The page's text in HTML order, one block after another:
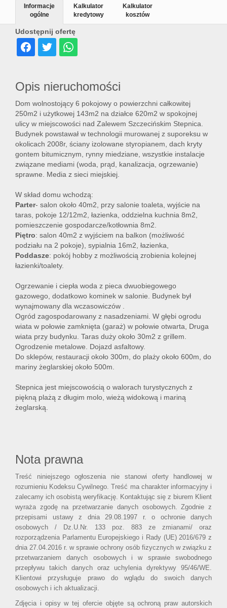
Udostępnij ofertę
Informacje
ogólne
Kalkulator
kredytowy
Kalkulator
kosztów
Opis nieruchomości
Dom wolnostojący 6 pokojowy o powierzchni całkowitej
250m2 i użytkowej 143m2 na działce 620m2 w spokojnej
ulicy w miejscowości nad Zalewem Szczecińskim Stepnica.
Budynek powstawał w technologii murowanej z suporeksu w
okolicach 2008r, ściany izolowane styropianem, dach kryty
gontem bitumicznym, rynny miedziane, wszystkie instalacje
związane mediami (woda, prąd, kanalizacja, ogrzewanie)
sprawne. Media z sieci miejskiej.
W skład domu wchodzą:
Parter- salon około 40m2, przy salonie toaleta, wyjście na
taras, pokoje 12/12m2, łazienka, oddzielna kuchnia 8m2,
pomieszczenie gospodarcze/kotłownia 8m2.
Piętro: salon 40m2 z wyjściem na balkon (możliwość
podziału na 2 pokoje), sypialnia 16m2, łazienka,
Poddasze: pokój hobby z możliwością zrobienia kolejnej
łazienki/toalety.
Ogrzewanie i ciepła woda z pieca dwuobiegowego
gazowego, dodatkowo kominek w salonie. Budynek był
wynajmowany dla wczasowiczów .
Ogród zagospodarowany z nasadzeniami. W głębi ogrodu
wiata w połowie zamknięta (garaż) w połowie otwarta, Druga
wiata przy budynku. Taras duży około 30m2 z grillem.
Ogrodzenie metalowe. Dojazd asfaltowy.
Do sklepów, restauracji około 300m, do plaży około 600m, do
mariny żeglarskiej około 500m.
Stepnica jest miejscowością o walorach turystycznych z
piękną plażą z długim molo, wieżą widokową i mariną
żeglarską.
Nota prawna
Treść niniejszego ogłoszenia nie stanowi oferty handlowej w
rozumieniu Kodeksu Cywilnego. Treść ma charakter informacyjny i
zalecamy ich osobistą weryfikację. Kontaktując się z biurem Klient
wyraża zgodę na przetwarzanie danych osobowych. Zgodnie z
przepisami ustawy z dnia 29.08.1997 r. o ochronie danych
osobowych / Dz.U.Nr. 133 poz. 883 ze zmianami/ oraz
rozporządzenia Parlamentu Europejskiego i Rady (UE) 2016/679 z
dnia 27.04.2016 r. w sprawie ochrony osób fizycznych w związku z
przetwarzaniem danych osobowych i w sprawie swobodnego
przepływu takich danych oraz uchylenia dyrektywy 95/46/WE.
Klientowi przysługuje prawo do wglądu do swoich danych
osobowych i ich aktualizacji.
Zdjęcia i opisy w tej ofercie objęte są ochroną praw autorskich